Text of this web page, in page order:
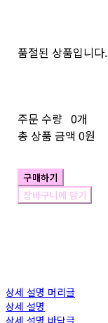
품절된 상품입니다.
주문 수량 0개
총 상품 금액 0원
구매하기
장바구니에 담기
상세 설명 머리글
상세 설명